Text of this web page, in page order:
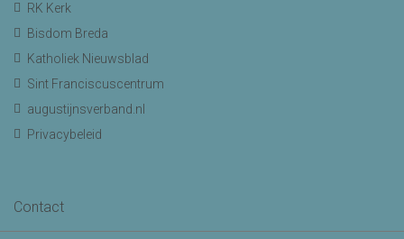
RK Kerk
Bisdom Breda
Katholiek Nieuwsblad
Sint Franciscuscentrum
augustijnsverband.nl
Privacybeleid
Contact